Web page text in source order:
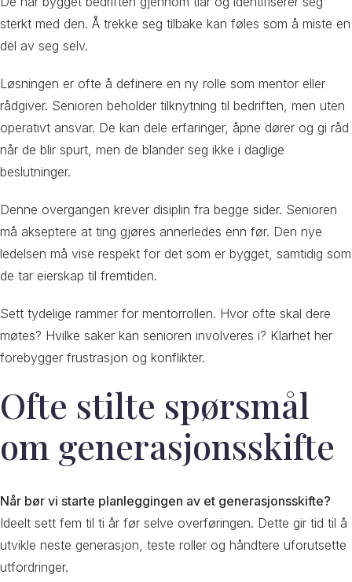
sterkt med den. Å trekke seg tilbake kan føles som å miste en
del av seg selv.
Løsningen er ofte å definere en ny rolle som mentor eller
rådgiver. Senioren beholder tilknytning til bedriften, men uten
operativt ansvar. De kan dele erfaringer, åpne dører og gi råd
når de blir spurt, men de blander seg ikke i daglige
beslutninger.
Denne overgangen krever disiplin fra begge sider. Senioren
må akseptere at ting gjøres annerledes enn før. Den nye
ledelsen må vise respekt for det som er bygget, samtidig som
de tar eierskap til fremtiden.
Sett tydelige rammer for mentorrollen. Hvor ofte skal dere
møtes? Hvilke saker kan senioren involveres i? Klarhet her
forebygger frustrasjon og konflikter.
Ofte stilte spørsmål
om generasjonsskifte
Når bør vi starte planleggingen av et generasjonsskifte?
Ideelt sett fem til ti år før selve overføringen. Dette gir tid til å
utvikle neste generasjon, teste roller og håndtere uforutsette
utfordringer.